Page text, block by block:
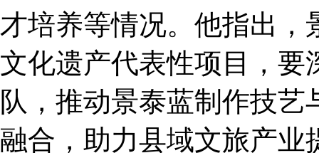
才培养等情况。他指出
文化遗产代表性项目，要
队，推动景泰蓝制作技
融合，助力县域文旅产业